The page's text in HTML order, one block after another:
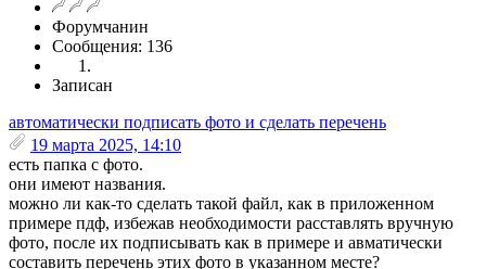
Форумчанин
Сообщения: 136
Записан
автоматически подписать фото и сделать перечень
19 марта 2025, 14:10
есть папка с фото.
они имеют названия.
можно ли как-то сделать такой файл, как в приложенном
примере пдф, избежав необходимости расставлять вручную
фото, после их подписывать как в примере и авматически
составить перечень этих фото в указанном месте?